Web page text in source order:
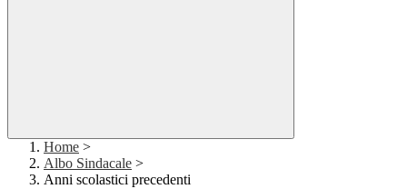
Home >
Albo Sindacale >
Anni scolastici precedenti